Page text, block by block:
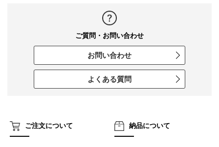
ご質問・お問い合わせ
お問い合わせ
よくある質問
ご注文について 納品について